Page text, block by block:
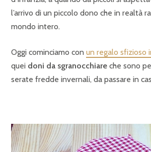
l’arrivo di un piccolo dono che in realtà
mondo intero.
Oggi cominciamo con un regalo sfizioso
quei doni da sgranocchiare che sono
serate fredde invernali, da passare in